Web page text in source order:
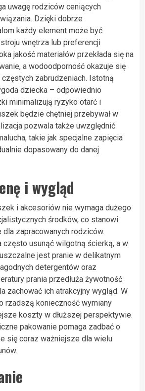
uwagę rodziców ceniących
Dzięki dobrze
każdy element może być
wnętrza lub preferencji
jakość materiałów przekłada się na
a wodoodporność okazuje się
zabrudzeniach. Istotną
dziecka – odpowiednio
minimalizują ryzyko otarć i
będzie chętniej przebywał w
pozwala także uwzględnić
takie jak specjalne zapięcia
dopasowany do danej
i wygląd
i akcesoriów nie wymaga dużego
środków, co stanowi
dla zapracowanych rodziców.
często usunąć wilgotną ścierką, a w
jest pranie w delikatnym
detergentów oraz
prania przedłuża żywotność
zachować ich atrakcyjny wygląd. W
rzadszą konieczność wymiany
koszty w dłuższej perspektywie.
pakowanie pomaga zadbać o
się coraz ważniejsze dla wielu